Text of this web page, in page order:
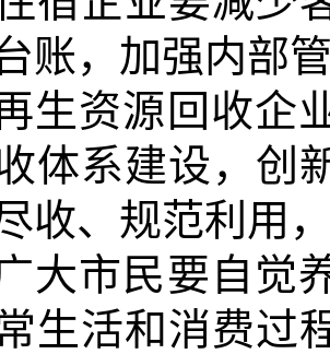
账，加强内部
生资源回收企
体系建设，创
收、规范利用
大市民要自觉
生活和消费过